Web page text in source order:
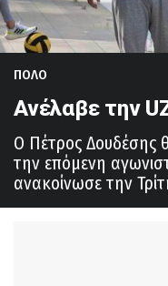
ΠΟΛΟ
Ανέλαβε την
Ο Πέτρος Δουδέσης
την επόμενη
ανακοίνωσε την